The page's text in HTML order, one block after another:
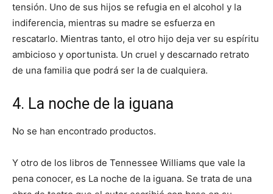
tensión. Uno de sus hijos se refugia en el alcohol y la
indiferencia, mientras su madre se esfuerza en
rescatarlo. Mientras tanto, el otro hijo deja ver su espíritu
ambicioso y oportunista. Un cruel y descarnado retrato
de una familia que podrá ser la de cualquiera.
4. La noche de la iguana
No se han encontrado productos.
Y otro de los libros de Tennessee Williams que vale la
pena conocer, es La noche de la iguana. Se trata de una